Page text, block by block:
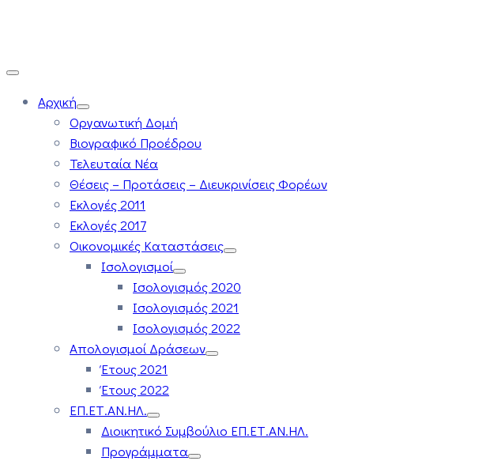
Αρχική
Οργανωτική Δομή
Βιογραφικό Προέδρου
Τελευταία Νέα
Θέσεις – Προτάσεις – Διευκρινίσεις Φορέων
Εκλογές 2011
Εκλογές 2017
Οικονομικές Καταστάσεις
Ισολογισμοί
Ισολογισμός 2020
Ισολογισμός 2021
Ισολογισμός 2022
Απολογισμοί Δράσεων
Έτους 2021
Έτους 2022
ΕΠ.ΕΤ.ΑΝ.ΗΛ.
Διοικητικό Συμβούλιο ΕΠ.ΕΤ.ΑΝ.ΗΛ.
Προγράμματα